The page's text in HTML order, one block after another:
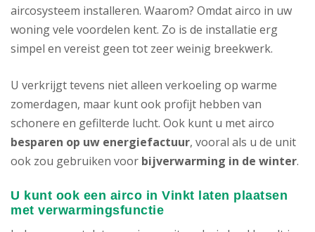
aircosysteem installeren. Waarom? Omdat airco in uw
woning vele voordelen kent. Zo is de installatie erg
simpel en vereist geen tot zeer weinig breekwerk.
U verkrijgt tevens niet alleen verkoeling op warme
zomerdagen, maar kunt ook profijt hebben van
schonere en gefilterde lucht. Ook kunt u met airco
besparen op uw energiefactuur, vooral als u de unit
ook zou gebruiken voor bijverwarming in de winter.
U kunt ook een airco in Vinkt laten plaatsen
met verwarmingsfunctie